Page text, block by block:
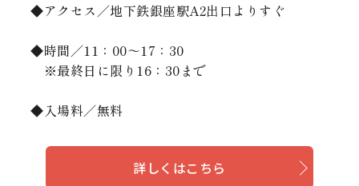
◆アクセス／地下鉄銀座駅A2出口よりすぐ
◆時間／11：00～17：30
※最終日に限り16：30まで
◆入場料／無料
詳しくはこちら